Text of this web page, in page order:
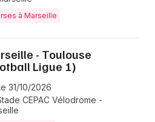
à Marseille
- Toulouse
Ligue 1)
31/10/2026
CEPAC Vélodrome -